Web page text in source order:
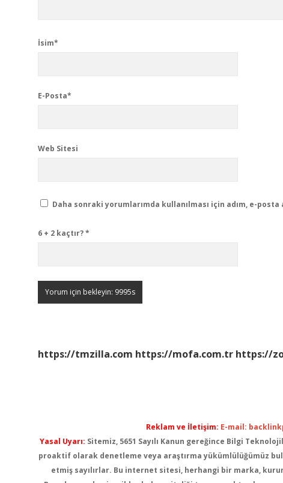
İsim*
E-Posta*
Web Sitesi
Daha sonraki yorumlarımda kullanılması için adım, e-
6 + 2 kaçtır?*
https://tmzilla.com https://mofa.com.tr https://
Reklam ve İletişim: E-mail:
Yasal Uyarı: Sitemiz, 5651 Sayılı Kanun gereğince Bilgi
proaktif olarak denetleme veya araştırma yükümlülüğümüz
etmiş sayılırlar. Bu internet sitesi, herhangi bir marka,